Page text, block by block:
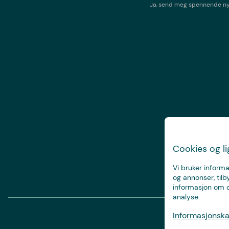
Cookies og
Vi bruker
og annonser,
informasjon om
analyse.
Ja, send meg spennende